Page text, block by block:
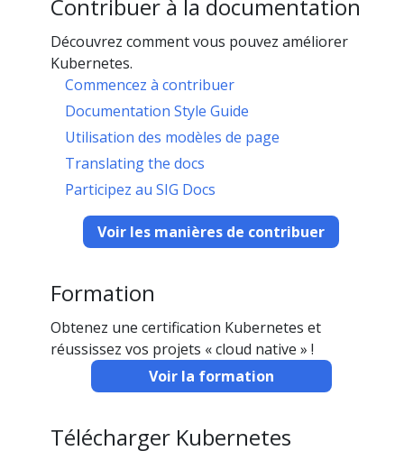
Contribuer à la documentation
Découvrez comment vous pouvez améliorer
Kubernetes.
Commencez à contribuer
Documentation Style Guide
Utilisation des modèles de page
Translating the docs
Participez au SIG Docs
Voir les manières de contribuer
Formation
Obtenez une certification Kubernetes et
réussissez vos projets « cloud native » !
Voir la formation
Télécharger Kubernetes